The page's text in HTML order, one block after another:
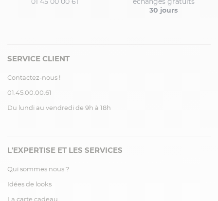
01 45 00 00 61
échanges gratuits
30 jours
SERVICE CLIENT
Contactez-nous !
01.45.00.00.61
Du lundi au vendredi de 9h à 18h
L'EXPERTISE ET LES SERVICES
Qui sommes nous ?
Idées de looks
La carte cadeau